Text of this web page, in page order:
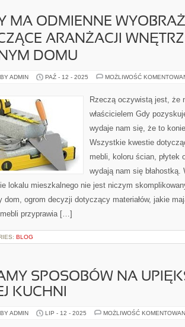
MA ODMIENNE
ARANŻACJI
DOMU
ADMIN PAŹ - 12 - 2025 MOŻLIWOŚĆ
Rzeczą oczywistą jest, że
właścicielem Gdy
wydaje nam się, że to
Wszystkie kwestie
mebli, koloru ścian, płytek
wydają nam się
lokalu mieszkalnego nie jest niczym
dom, ogrom decyzji dotyczący materiałów, jakie
przyprawia […]
BLOG
SPOSOBÓW NA
KUCHNI
ADMIN LIP - 12 - 2025 MOŻLIWOŚĆ